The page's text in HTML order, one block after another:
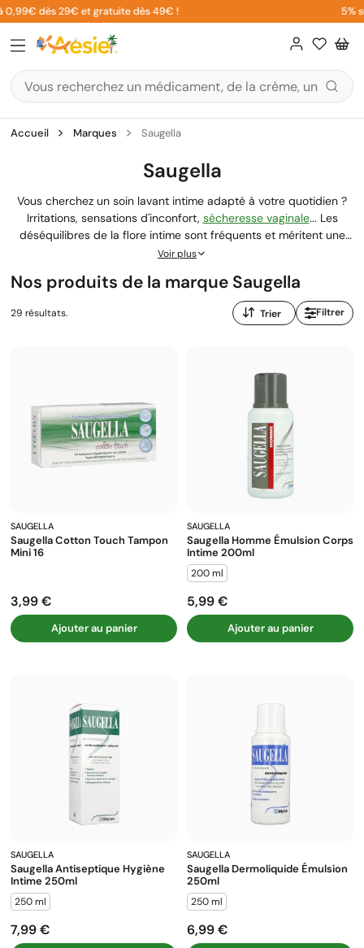
Aller
au
contenu
dès 29€ et gratuite dès 49€ ! 5% sur
Accueil Marques Saugella
Saugella
Vous cherchez un soin lavant intime adapté à votre quotidien ?
Irritations, sensations d'inconfort, sécheresse vaginale... Les
déséquilibres de la flore intime sont fréquents et méritent une
attention particulière. Depuis plus de 40 ans, Saugella
naturels pour respecter l'équilibre fragile de la zone intime. Sur
Aesiel.com, nos pharmaciens vous aident à choisir parmi la
gamme Saugella le soin qui correspond vraiment à votre
Voir plus
Nos produits de la marque Saugella
29 résultats.
Trier
par
Filtrer
SAUGELLA
Saugella Cotton Touch Tampon
Mini 16
Prix
3,99 €
Ajouter au panier
SAUGELLA
Saugella Homme Émulsion Corps
Intime 200ml
200 ml
Prix
5,99 €
Ajouter au panier
SAUGELLA
Saugella Antiseptique Hygiène
Intime 250ml
250 ml
Prix
7,99 €
SAUGELLA
Saugella Dermoliquide Émulsion
250ml
250 ml
Prix
6,99 €